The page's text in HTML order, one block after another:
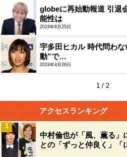
globeに再始動報道 引退
能性は
2019年8月25日
宇多田ヒカル 時代問わ
動”で…
2019年4月26日
1 / 2
アクセスランキング
中村倫也が「風、薫る
との「ずっと仲良く」「
1